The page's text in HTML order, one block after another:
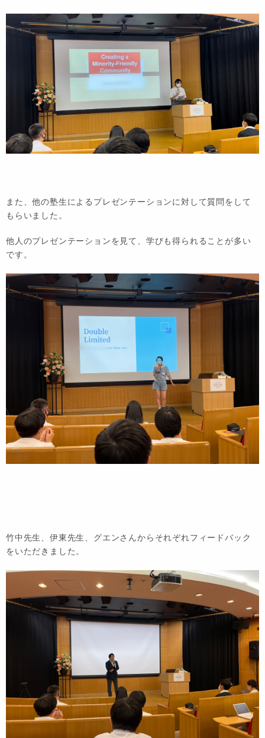
また、他の塾生によるプレゼンテーションに対して質問をして
もらいました。
他人のプレゼンテーションを見て、学びも得られることが多い
です。
竹中先生、伊東先生、グエンさんからそれぞれフィードバック
をいただきました。